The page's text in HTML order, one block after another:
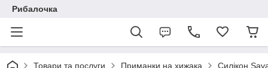
Рибалочка
Товари та послуги Приманки на хижака Силікон